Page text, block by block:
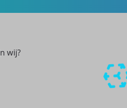
wij?